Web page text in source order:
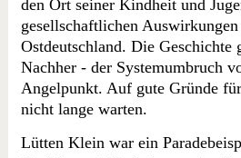
den Ort seiner Kindheit und
gesellschaftlichen
Ostdeutschland. Die
Nachher - der Systemumbruch
Angelpunkt. Auf gute Gründe
nicht lange warten.
Lütten Klein war ein